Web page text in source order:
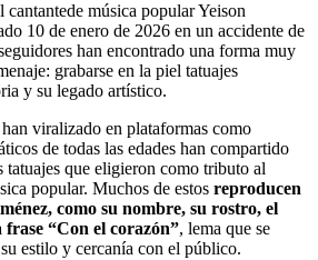
música popular Yeison
10 de enero de 2026 en un accidente de
han encontrado una forma muy
grabarse en la piel tatuajes
y su legado artístico.
viralizado en plataformas como
de todas las edades han compartido
tatuajes que eligieron como tributo al
popular. Muchos de estos reproducen
como su nombre, su rostro, el
frase “Con el corazón”, lema que se
estilo y cercanía con el público.